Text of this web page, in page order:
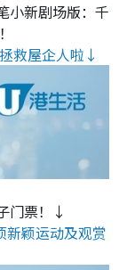
小新剧场版：千
救屋企人啦↓
门票！↓
颖运动及观赏